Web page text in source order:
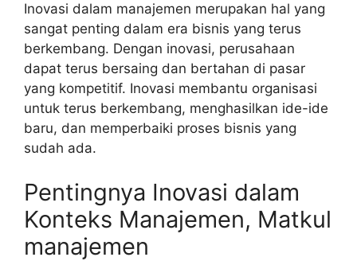
Inovasi dalam manajemen merupakan hal yang
sangat penting dalam era bisnis yang terus
berkembang. Dengan inovasi, perusahaan
dapat terus bersaing dan bertahan di pasar
yang kompetitif. Inovasi membantu organisasi
untuk terus berkembang, menghasilkan ide-ide
baru, dan memperbaiki proses bisnis yang
sudah ada.
Pentingnya Inovasi dalam
Konteks Manajemen, Matkul
manajemen